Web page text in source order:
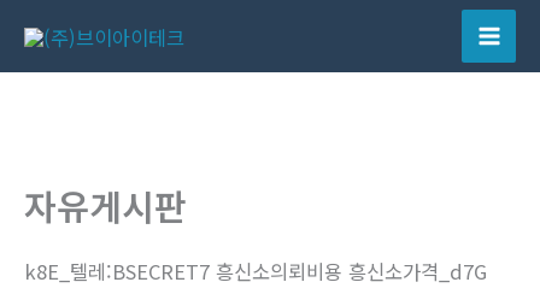
츠
Main
자유게시판
k8E_텔레:BSECRET7 흥신소의뢰비용 흥신소가격_d7G